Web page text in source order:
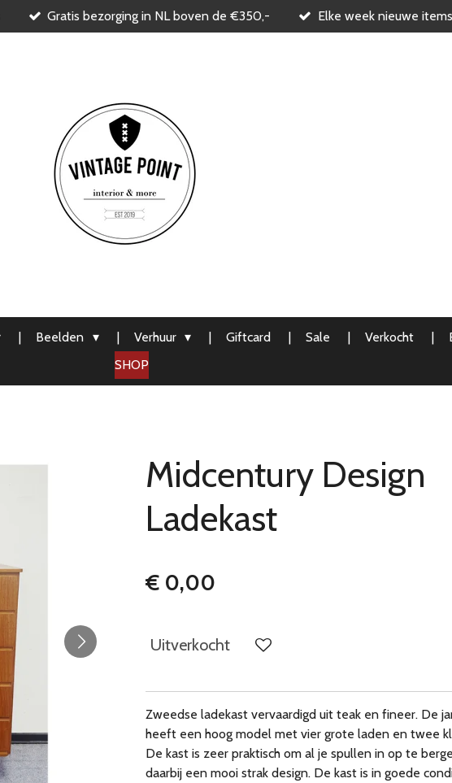
Gratis bezorging in NL boven de €350,- Elke week nieuwe
Beelden Verhuur Giftcard Sale Verkocht
SHOP
Midcentury Design
Ladekast
€ 0,00
Uitverkocht
Zweedse ladekast vervaardigd uit teak en fineer. De
heeft een hoog model met vier grote laden en twee
De kast is zeer praktisch om al je spullen in op te
daarbij een mooi strak design. De kast is in goede